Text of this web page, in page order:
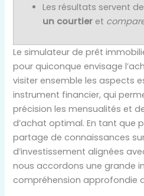
Les résultats servent de
un courtier et
Le simulateur de prêt
pour quiconque envisage
visiter ensemble les aspects
instrument financier, qui
précision les mensualités et
d’achat optimal. En tant que
partage de connaissances
d’investissement alignées
nous accordons une grande
compréhension approfondie